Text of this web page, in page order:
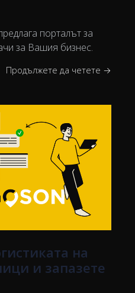
порталът за
за Вашия бизнес.
Продължете да четете →
на
и запазете